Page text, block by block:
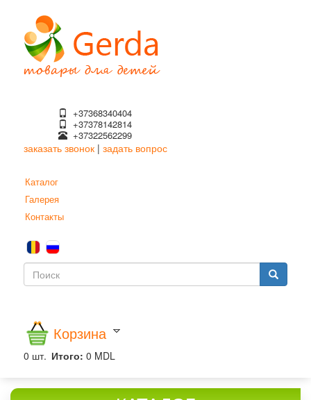
основному
содержанию
+37368340404
+37378142814
+37322562299
заказать звонок | задать вопрос
Каталог
Галерея
Контакты
Форма
Корзина
0 шт. Итого: 0 MDL